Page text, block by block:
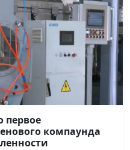
первое
компаунда